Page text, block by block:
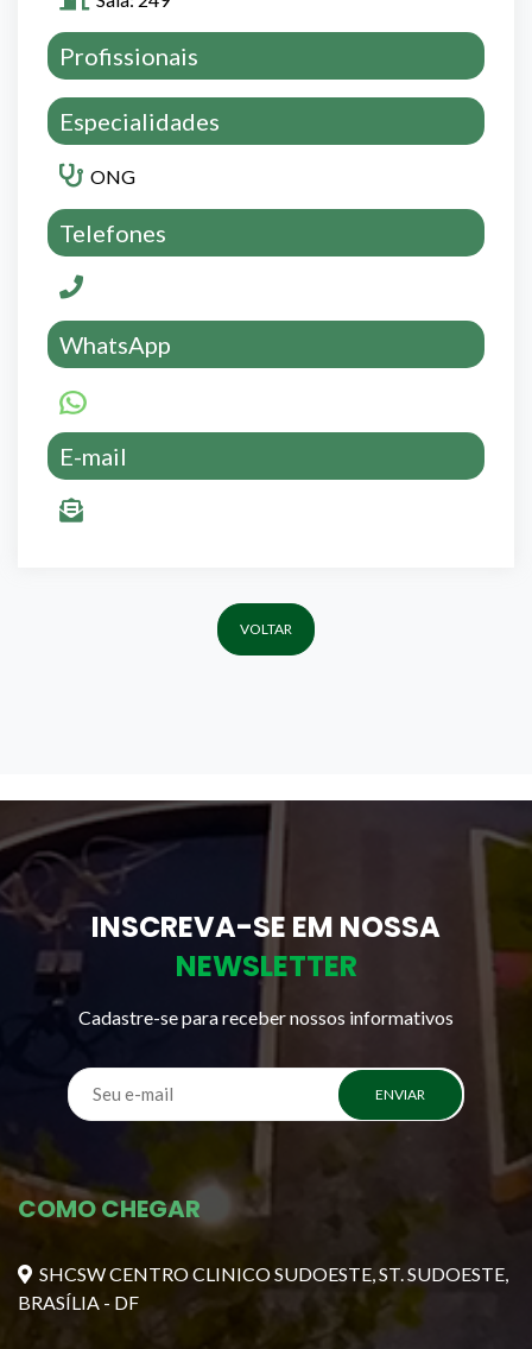
Profissionais
Especialidades
ONG
Telefones
WhatsApp
E-mail
VOLTAR
INSCREVA-SE EM NOSSA
NEWSLETTER
Cadastre-se para receber nossos informativos
ENVIAR
COMO CHEGAR
SHCSW CENTRO CLINICO SUDOESTE, ST. SUDOESTE,
BRASÍLIA - DF